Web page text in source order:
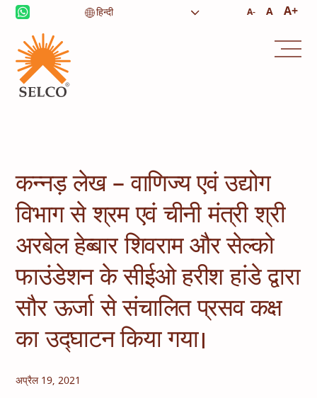
A- A A+
आजीविका स्वास्थ्य देखभाल
शिक्षा
समुदाय
कन्नड़ लेख – वाणिज्य एवं उद्योग
विभाग से श्रम एवं चीनी मंत्री श्री
अरबेल हेब्बार शिवराम और सेल्को
फाउंडेशन के सीईओ हरीश हांडे द्वारा
सौर ऊर्जा से संचालित प्रसव कक्ष
का उद्घाटन किया गया।
अप्रैल 19, 2021